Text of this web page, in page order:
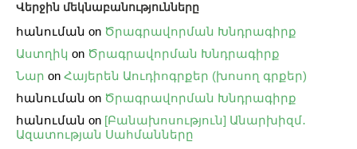
Վերջին մեկնաբանությունները
հանուման on Ծրագրավորման Խնդրագիրք
Աստղիկ on Ծրագրավորման Խնդրագիրք
Նար on Հայերեն Աուդիոգրքեր (խոսող գրքեր)
հանուման on Ծրագրավորման Խնդրագիրք
հանուման on [Բանախոսություն] Անարխիզմ․
Ազատության Սահմանները